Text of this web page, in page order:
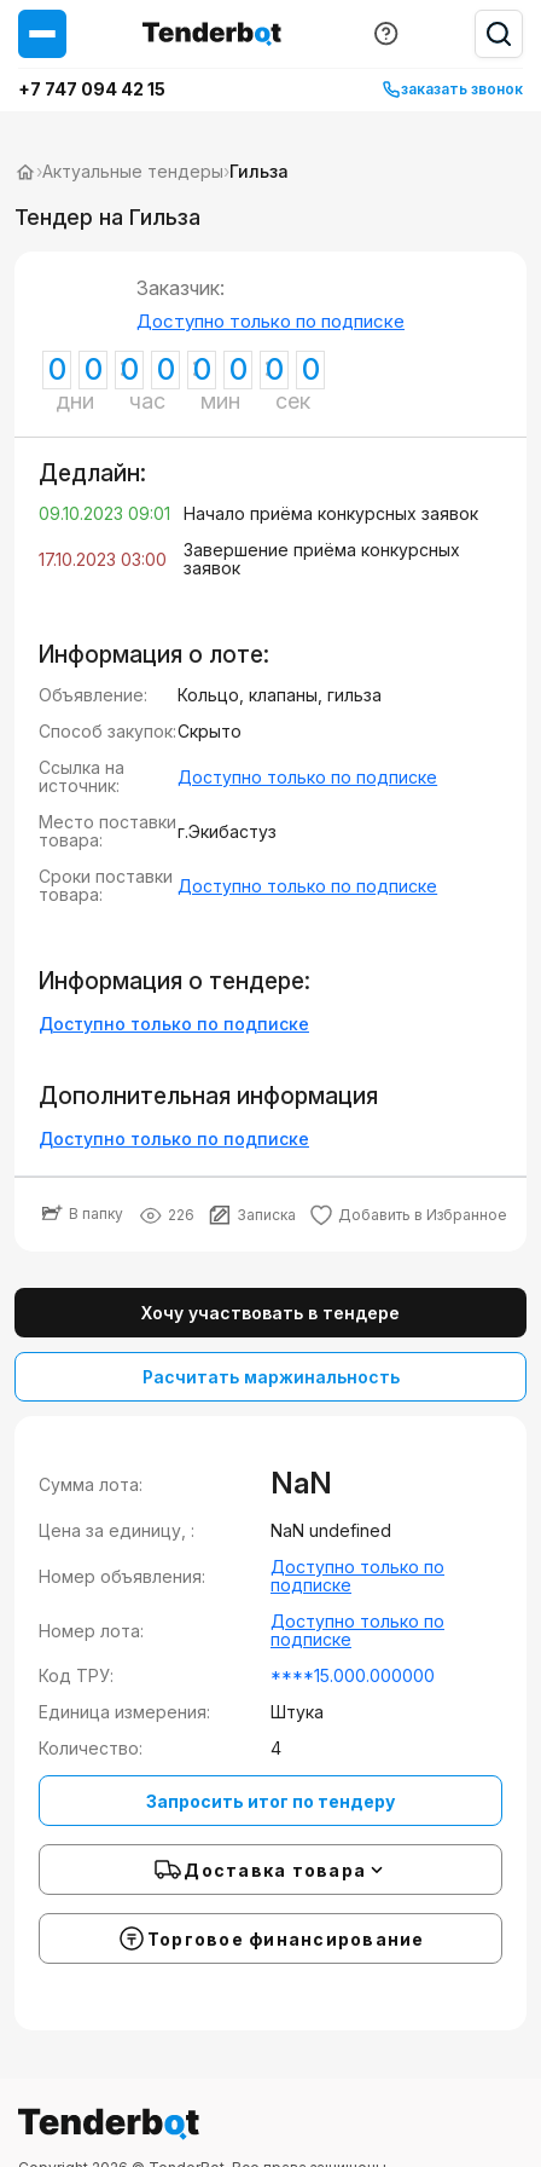
+7 747 094 42 15 заказать звонок
›Актуальные тендеры›Гильза
Тендер на Гильза
Заказчик:
Доступно только по подписке
0 0
дни
0 0
час
0 0
мин
0 0
сек
Дедлайн:
09.10.2023 09:01 Начало приёма конкурсных заявок
17.10.2023 03:00
Завершение приёма конкурсных
заявок
Информация о лоте:
Объявление:
Кольцо, клапаны, гильза
Способ закупок:Скрыто
Ссылка на
источник:
Доступно только по подписке
Место поставки
товара:
г.Экибастуз
Сроки поставки
товара:
Доступно только по подписке
Информация о тендере:
Доступно только по подписке
Дополнительная информация
Доступно только по подписке
В папку 226 Записка Добавить в Избранное
Хочу участвовать в тендере
Расчитать маржинальность
Сумма лота: NaN
Цена за единицу, : NaN undefined
Номер объявления:
Доступно только по
подписке
Номер лота:
Доступно только по
подписке
Код ТРУ:
****15.000.000000
Единица измерения:
Штука
Количество:
4
Запросить итог по тендеру
Доставка товара
Торговое финансирование